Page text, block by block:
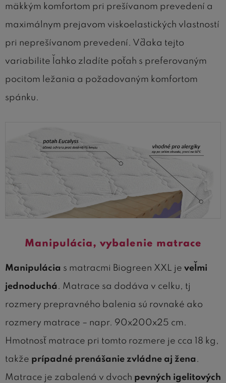
mäkkým komfortom pri prešívanom prevedení a
maximálnym prejavom viskoelastických vlastností
pri neprešívanom prevedení. Vďaka tejto
variabilite ľahko zladíte poťah s preferovaným
pocitom ležania a požadovaným komfortom
spánku.
Manipulácia, vybalenie matrace
Manipulácia s matracmi Biogreen XXL je veľmi
jednoduchá . Matrace sa dodáva v celku, tj
rozmery prepravného balenia sú rovnaké ako
rozmery matrace – napr. 90x200x25 cm.
Hmotnosť matrace pri tomto rozmere je cca 18 kg,
takže prípadné prenášanie zvládne aj žena .
Matrace je zabalená v dvoch pevných igelitových